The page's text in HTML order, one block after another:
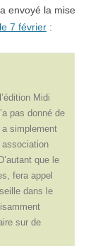
envoyé la mise
7 février :
Midi
pas donné de
simplement
association
que le
fera appel
dans le
sur de